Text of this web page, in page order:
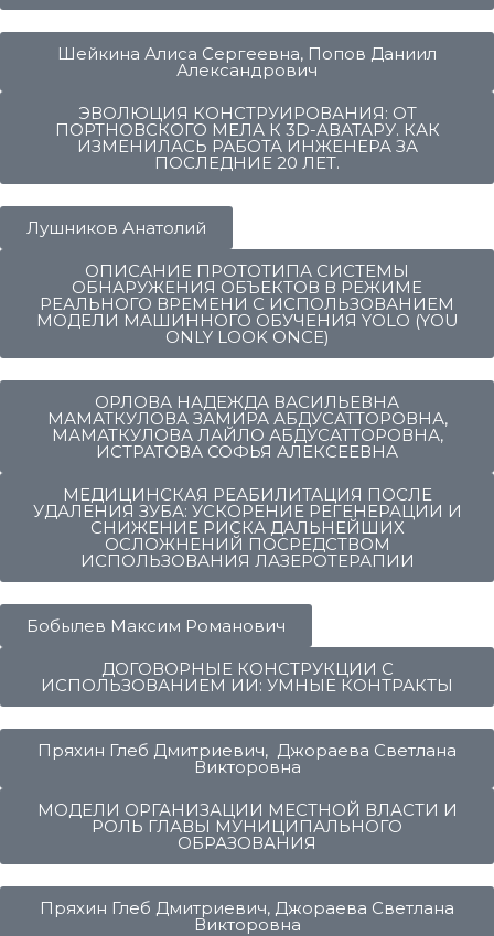
Шейкина Алиса Сергеевна, Попов Даниил
Александрович
ЭВОЛЮЦИЯ КОНСТРУИРОВАНИЯ: ОТ
ПОРТНОВСКОГО МЕЛА К 3D-АВАТАРУ. КАК
ИЗМЕНИЛАСЬ РАБОТА ИНЖЕНЕРА ЗА
ПОСЛЕДНИЕ 20 ЛЕТ.
Лушников Анатолий
ОПИСАНИЕ ПРОТОТИПА СИСТЕМЫ
ОБНАРУЖЕНИЯ ОБЪЕКТОВ В РЕЖИМЕ
РЕАЛЬНОГО ВРЕМЕНИ C ИСПОЛЬЗОВАНИЕМ
МОДЕЛИ МАШИННОГО ОБУЧЕНИЯ YOLO (YOU
ONLY LOOK ONCE)
ОРЛОВА НАДЕЖДА ВАСИЛЬЕВНА
МАМАТКУЛОВА ЗАМИРА АБДУСАТТОРОВНА,
МАМАТКУЛОВА ЛАЙЛО АБДУСАТТОРОВНА,
ИСТРАТОВА СОФЬЯ АЛЕКСЕЕВНА
МЕДИЦИНСКАЯ РЕАБИЛИТАЦИЯ ПОСЛЕ
УДАЛЕНИЯ ЗУБА: УСКОРЕНИЕ РЕГЕНЕРАЦИИ И
СНИЖЕНИЕ РИСКА ДАЛЬНЕЙШИХ
ОСЛОЖНЕНИЙ ПОСРЕДСТВОМ
ИСПОЛЬЗОВАНИЯ ЛАЗЕРОТЕРАПИИ
Бобылев Максим Романович
ДОГОВОРНЫЕ КОНСТРУКЦИИ С
ИСПОЛЬЗОВАНИЕМ ИИ: УМНЫЕ КОНТРАКТЫ
Пряхин Глеб Дмитриевич, Джораева Светлана
Викторовна
МОДЕЛИ ОРГАНИЗАЦИИ МЕСТНОЙ ВЛАСТИ И
РОЛЬ ГЛАВЫ МУНИЦИПАЛЬНОГО
ОБРАЗОВАНИЯ
Пряхин Глеб Дмитриевич, Джораева Светлана
Викторовна